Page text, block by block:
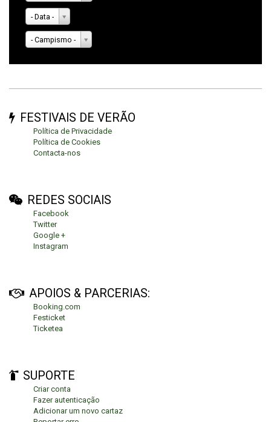
- Data -
- Campismo -
FESTIVAIS DE VERÃO
Política de Privacidade
Política de Cookies
Contacta-nos
REDES SOCIAIS
Facebook
Twitter
Google +
Instagram
APOIOS & PARCERIAS:
Booking.com
Festicket
Ticketea
SUPORTE
Criar conta
Fazer autenticação
Adicionar um novo cartaz